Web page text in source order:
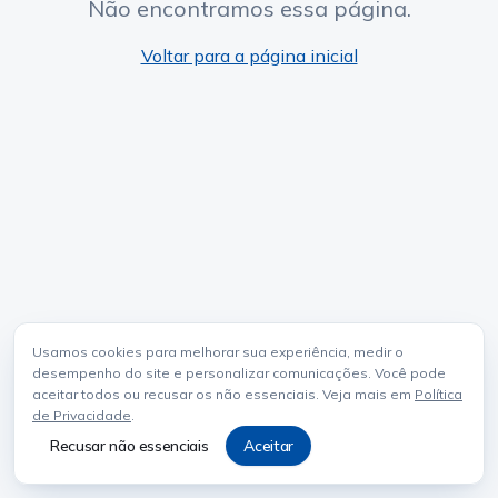
Usamos cookies para melhorar sua experiência, medir o
desempenho do site e personalizar comunicações. Você pode
aceitar todos ou recusar os não essenciais. Veja mais em Política
de Privacidade.
Recusar não essenciais Aceitar
Não encontramos essa página.
Voltar para a página inicial